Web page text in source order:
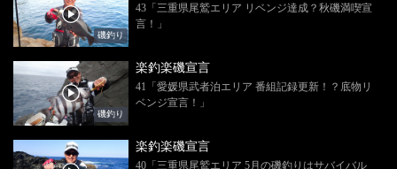
磯釣り
43「三重県尾鷲エリア リベンジ達成？秋磯満喫宣
言！」
磯釣り
楽釣楽磯宣言
41「愛媛県武者泊エリア 番組記録更新！？底物リ
ベンジ宣言！」
楽釣楽磯宣言
40「三重県尾鷲エリア 5月の磯釣りはサバイバル